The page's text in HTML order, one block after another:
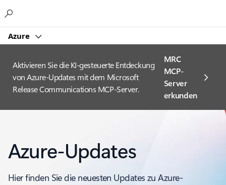
Azure
Aktivieren Sie die KI-gesteuerte Entdeckung
von Azure-Updates mit dem Microsoft
Release Communications MCP-Server.
MRC
MCP-
Server
erkunden
Azure-Updates
Hier finden Sie die neuesten Updates zu Azure-